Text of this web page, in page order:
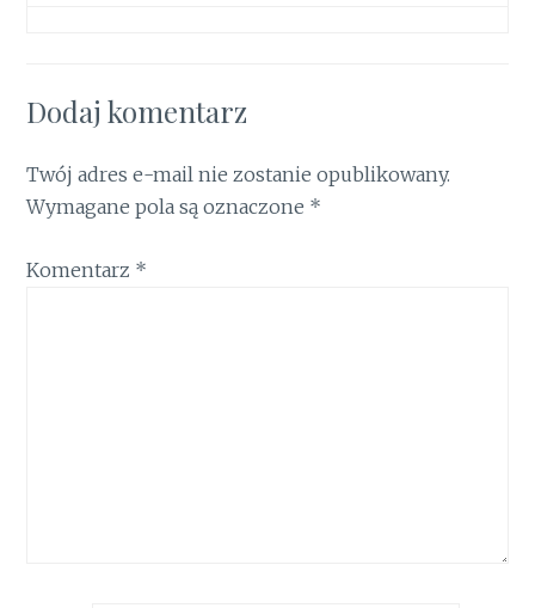
Dodaj komentarz
Twój adres e-mail nie zostanie opublikowany.
Wymagane pola są oznaczone *
Komentarz *